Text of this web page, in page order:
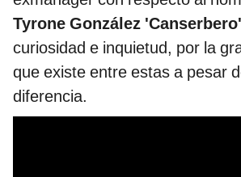
Tyrone González 'Canserbero'
curiosidad e inquietud, por la
que existe entre estas a pesar
diferencia.